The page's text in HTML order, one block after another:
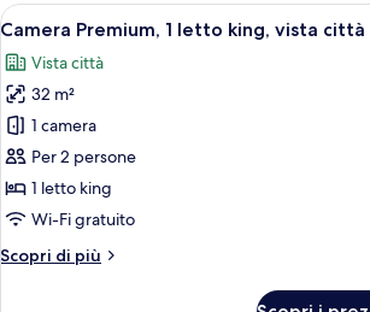
letto
vista
città
Apri
tutte
le
foto
per
Camera
Premium,
1
king,
Una
11
Camera Premium, 1 letto king, vista città
Vista città
32 m²
1 camera
Per 2 persone
1 letto king
Wi-Fi gratuito
Scopri di più
Altri